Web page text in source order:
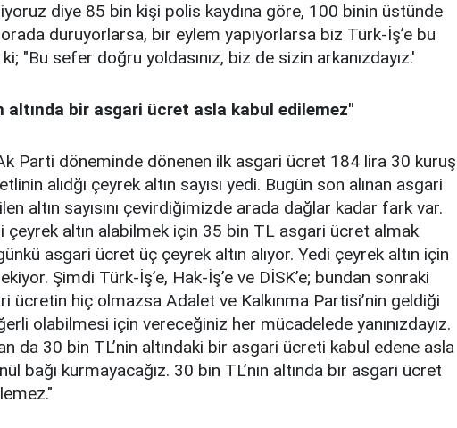
diye 85 bin kişi polis kaydına göre, 100 binin üstünde
duruyorlarsa, bir eylem yapıyorlarsa biz Türk-İş’e bu
"Bu sefer doğru yoldasınız, biz de sizin arkanızdayız.'
altında bir asgari ücret asla kabul edilemez"
Parti döneminde dönenen ilk asgari ücret 184 lira 30
alıdğı çeyrek altın sayısı yedi. Bugün son alınan asgari
altın sayısını çevirdiğimizde arada dağlar kadar fark var.
çeyrek altın alabilmek için 35 bin TL asgari ücret almak
asgari ücret üç çeyrek altın alıyor. Yedi çeyrek altın için
Şimdi Türk-İş’e, Hak-İş’e ve DİSK’e; bundan sonraki
ücretin hiç olmazsa Adalet ve Kalkınma Partisi’nin geldiği
olabilmesi için vereceğiniz her mücadelede yanınızdayız.
da 30 bin TL’nin altındaki bir asgari ücreti kabul edene asla
bağı kurmayacağız. 30 bin TL’nin altında bir asgari ücret